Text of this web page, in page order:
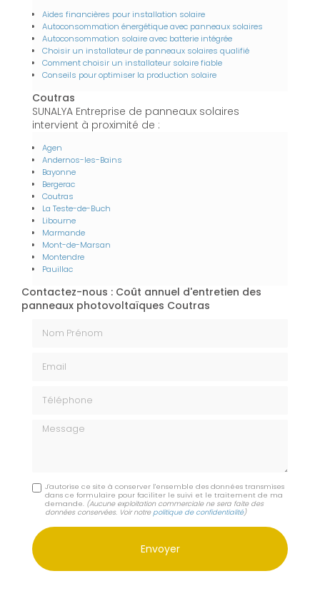
Aides financières pour installation solaire
Autoconsommation énergétique avec panneaux solaires
Autoconsommation solaire avec batterie intégrée
Choisir un installateur de panneaux solaires qualifié
Comment choisir un installateur solaire fiable
Conseils pour optimiser la production solaire
Coutras
SUNALYA Entreprise de panneaux solaires
intervient à proximité de :
Agen
Andernos-les-Bains
Bayonne
Bergerac
Coutras
La Teste-de-Buch
Libourne
Marmande
Mont-de-Marsan
Montendre
Pauillac
Contactez-nous : Coût annuel d'entretien des
panneaux photovoltaïques Coutras
Message
J'autorise ce site à conserver l'ensemble des données transmises
dans ce formulaire pour faciliter le suivi et le traitement de ma
demande. (Aucune exploitation commerciale ne sera faite des
données conservées. Voir notre politique de confidentialité)